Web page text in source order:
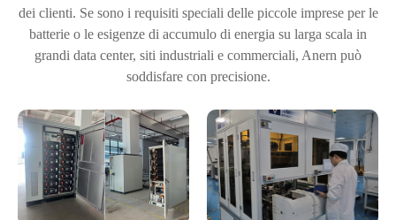
dei clienti. Se sono i requisiti speciali delle piccole imprese per le
batterie o le esigenze di accumulo di energia su larga scala in
grandi data center, siti industriali e commerciali, Anern può
soddisfare con precisione.